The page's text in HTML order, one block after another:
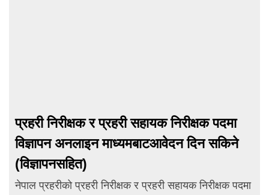
प्रहरी निरीक्षक र प्रहरी सहायक निरीक्षक पदमा
विज्ञापन अनलाइन माध्यमबाटआवेदन दिन सकिने
(विज्ञापनसहित)
नेपाल प्रहरीको प्रहरी निरीक्षक र प्रहरी सहायक निरीक्षक पदमा